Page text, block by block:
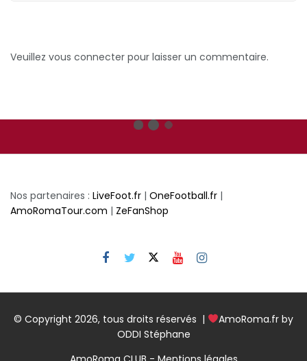
Veuillez vous connecter pour laisser un commentaire.
ONEFOOTBALL
Zaniolo, 13è plus jeune joueur a atteindre
la barre des 100 matchs avec la Roma.